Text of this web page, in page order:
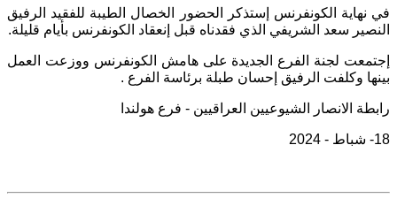
في نهاية الكونفرنس إستذكر الحضور الخصال الطيبة للفقيد الرفيق
النصير سعد الشريفي الذي فقدناه قبل إنعقاد الكونفرنس بأيام قليلة.
إجتمعت لجنة الفرع الجديدة على هامش الكونفرنس ووزعت العمل
بينها وكلفت الرفيق إحسان طبلة برئاسة الفرع .
رابطة الانصار الشيوعيين العراقيين - فرع هولندا
18- شباط - 2024